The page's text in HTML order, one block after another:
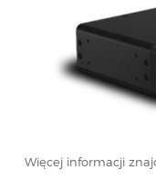
Więcej informacji